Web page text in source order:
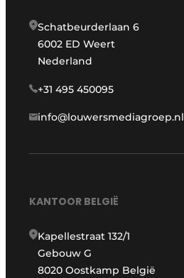
Schatbeurderlaan 6
6002 ED Weert
Nederland
+31 495 450095
info@louwersmediagroep.nl
KANTOOR BELGIË
Kapellestraat 132/1
Gebouw G
8020 Oostkamp België